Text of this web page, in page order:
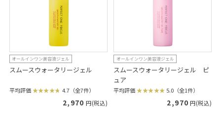
オールインワン美容液ジェル
スムースウォータリージェル
平均評価 4.7（全7件）
2,970 円(税込)
オールインワン美容液ジェル
スムースウォータリージェル ピ
ュア
平均評価 5.0（全1件）
2,970 円(税込)